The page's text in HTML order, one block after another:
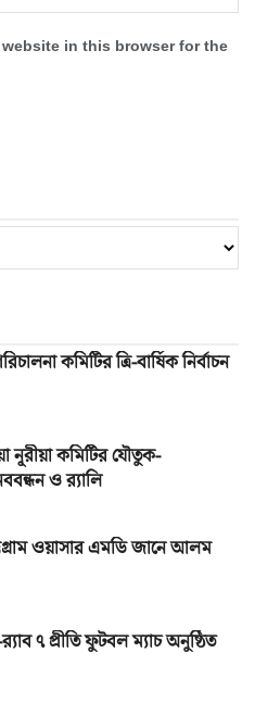
in this browser for the
কমিটির ত্রি-বার্ষিক নির্বাচন
নূরীয়া কমিটির যৌতুক-
ও র‌্যালি
ওয়াসার এমডি জানে আলম
র‌্যাব ৭ প্রীতি ফুটবল ম্যাচ অনুষ্ঠিত